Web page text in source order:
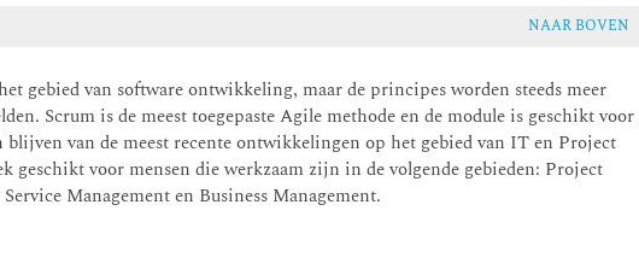
NAAR BOVEN
gebied van software ontwikkeling, maar de principes worden steeds meer
Scrum is de meest toegepaste Agile methode en de module is geschikt voor
van de meest recente ontwikkelingen op het gebied van IT en Project
geschikt voor mensen die werkzaam zijn in de volgende gebieden: Project
Management en Business Management.